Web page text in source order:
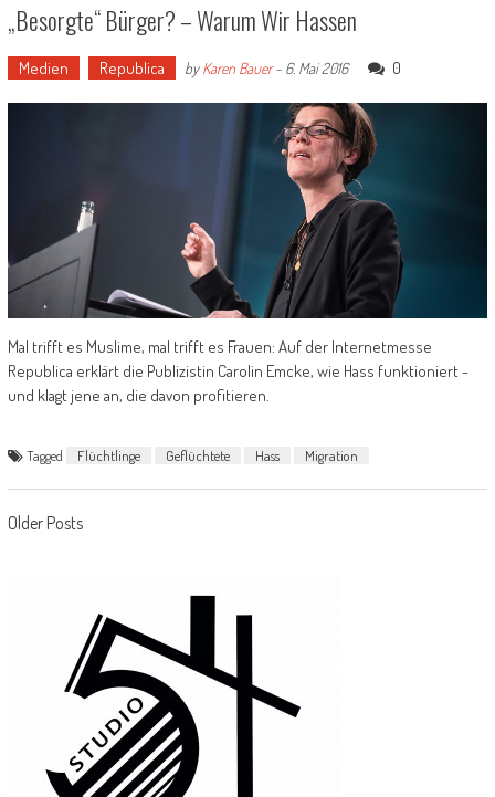
„Besorgte“ Bürger? – Warum Wir Hassen
Medien Republica byKaren Bauer- 6. Mai 2016 0
Mal trifft es Muslime, mal trifft es Frauen: Auf der Internetmesse
Republica erklärt die Publizistin Carolin Emcke, wie Hass funktioniert -
und klagt jene an, die davon profitieren.
Tagged Flüchtlinge Geflüchtete Hass Migration
Posts navigation
Older Posts